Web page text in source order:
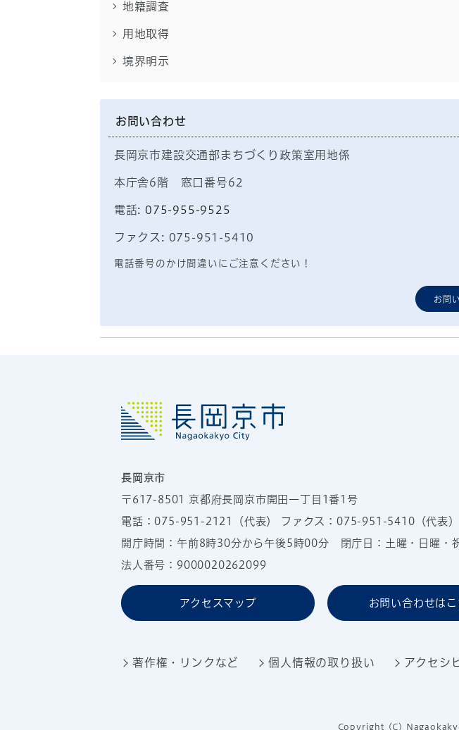
地籍調査
用地取得
境界明示
お問い合わせ
長岡京市建設交通部まちづくり政策室用地係
本庁舎6階 窓口番号62
電話: 075-955-9525
ファクス: 075-951-5410
電話番号のかけ間違いにご注意ください！
お問
長岡京市
〒617-8501 京都府長岡京市開田一丁目1番1号
電話：075-951-2121 （代表） ファクス：075-951-5410（代表）
開庁時間：午前8時30分から午後5時00分 閉庁日：土曜・日曜・
法人番号：9000020262099
アクセスマップ お問い合わせはこ
著作権・リンクなど 個人情報の取り扱い アクセシ
Copyright (C)